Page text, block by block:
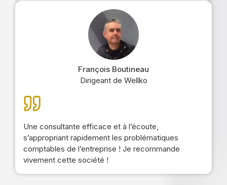
François Boutineau
Dirigeant de Wellko
Une consultante efficace et à l’écoute,
s’appropriant rapidement les problématiques
comptables de l’entreprise ! Je recommande
vivement cette société !